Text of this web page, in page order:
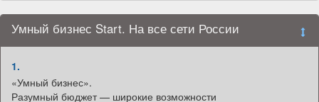
Умный бизнес Start. На все сети России
1.
«Умный бизнес».
Разумный бюджет — широкие возможности